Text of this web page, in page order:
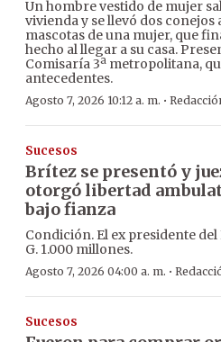
Un hombre vestido de mujer
vivienda y se llevó dos conejos
mascotas de una mujer, que
hecho al llegar a su casa.
Comisaría 3ª metropolitana,
antecedentes.
Agosto 7, 2026 10:12 a. m. ·
Sucesos
Brítez se presentó y
otorgó libertad
bajo fianza
Condición. El ex presidente
G. 1.000 millones.
Agosto 7, 2026 04:00 a. m. ·
Sucesos